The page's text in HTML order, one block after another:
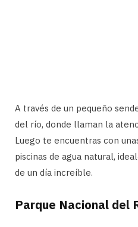
A través de un pequeño
del río, donde llaman la
Luego te encuentras con
piscinas de agua natural,
de un día increíble.
Parque Nacional del